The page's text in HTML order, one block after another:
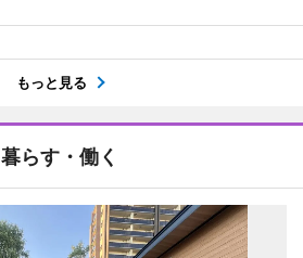
もっと見る
暮らす・働く